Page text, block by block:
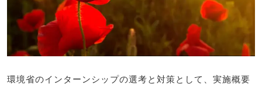
環境省のインターンシップの選考と対策として、実施概要